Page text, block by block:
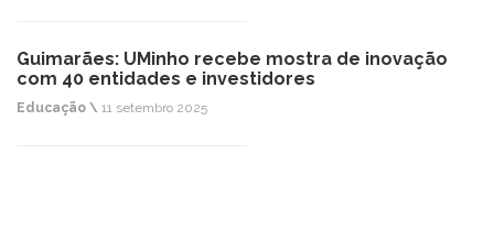
Guimarães: UMinho recebe mostra de inovação
com 40 entidades e investidores
Educação \ 11 setembro 2025